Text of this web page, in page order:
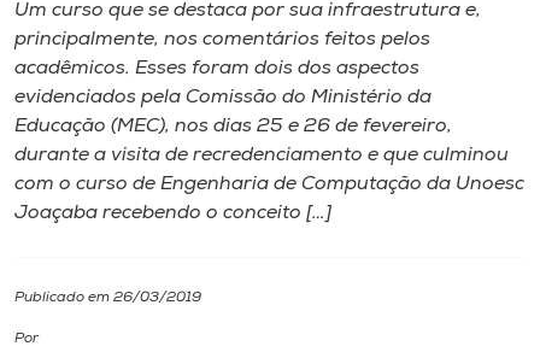
Internacionalização
I.nova
Diplomados
Um curso que se destaca por sua infraestrutura e,
principalmente, nos comentários feitos pelos
acadêmicos. Esses foram dois dos aspectos
evidenciados pela Comissão do Ministério da
Educação (MEC), nos dias 25 e 26 de fevereiro,
durante a visita de recredenciamento e que culminou
com o curso de Engenharia de Computação da Unoesc
Joaçaba recebendo o conceito […]
Publicado em 26/03/2019
Por